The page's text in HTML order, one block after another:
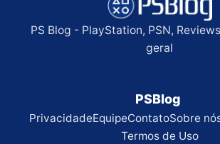
PS Blog - PlayStation, PSN,
geral
PSBlog
PrivacidadeEquipeContatoSobre
Termos de Uso